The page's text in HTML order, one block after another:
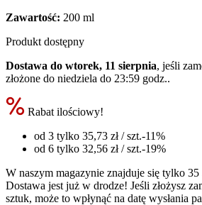
Zawartość: 200 ml
Produkt dostępny
Dostawa do wtorek, 11 sierpnia, jeśli
złożone do niedziela do 23:59 godz..
Rabat ilościowy!
od 3 tylko 35,73 zł/ szt.-11%
od 6 tylko 32,56 zł/ szt.-19%
W naszym magazynie znajduje się tylko 35
Dostawa jest już w drodze! Jeśli złożysz
sztuk, może to wpłynąć na datę wysłania